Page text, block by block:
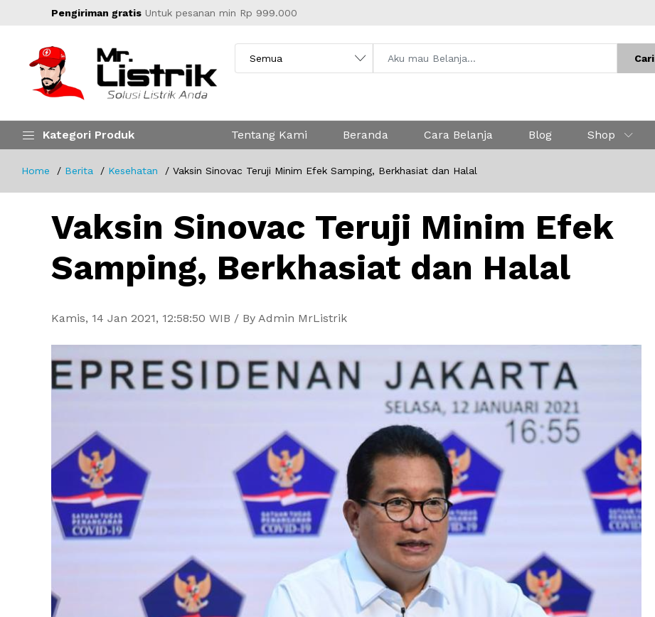
Pengiriman gratis Untuk pesanan min Rp 999.000
Cari
Kategori Produk Tentang Kami Beranda Cara Belanja Blog Shop
Home Berita Kesehatan Vaksin Sinovac Teruji Minim Efek Samping, Berkhasiat dan Halal
Vaksin Sinovac Teruji Minim Efek
Samping, Berkhasiat dan Halal
Kamis, 14 Jan 2021, 12:58:50 WIB / By Admin MrListrik